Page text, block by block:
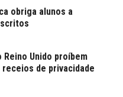
obriga alunos a
Unido proíbem
de privacidade